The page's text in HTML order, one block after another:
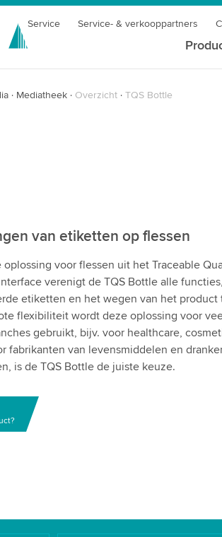
Service Service- & verkooppartners
Mediatheek Overzicht TQS Bottle
van etiketten op flessen
voor flessen uit het Traceable
verenigt de TQS Bottle alle
etiketten en het wegen van het product
flexibiliteit wordt deze oplossing voor
gebruikt, bijv. voor healthcare,
fabrikanten van levensmiddelen en
is de TQS Bottle de juiste keuze.